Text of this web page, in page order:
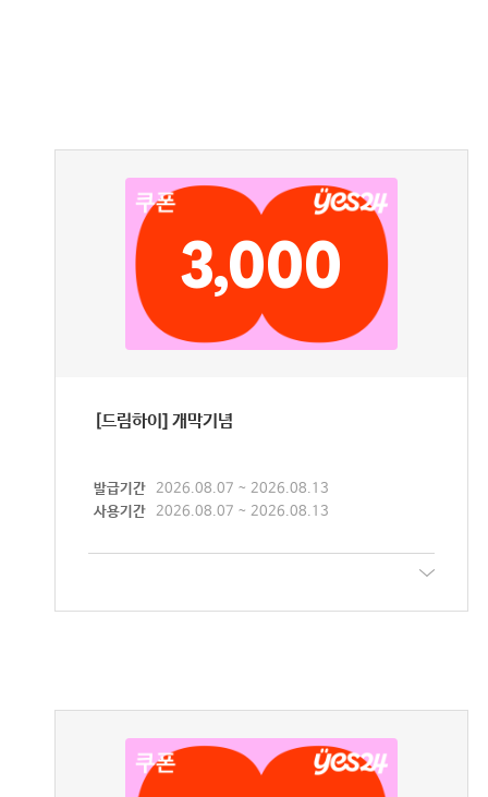
3,000
[드림하이] 개막기념
발급기간 2026.08.07 ~ 2026.08.13
사용기간 2026.08.07 ~ 2026.08.13